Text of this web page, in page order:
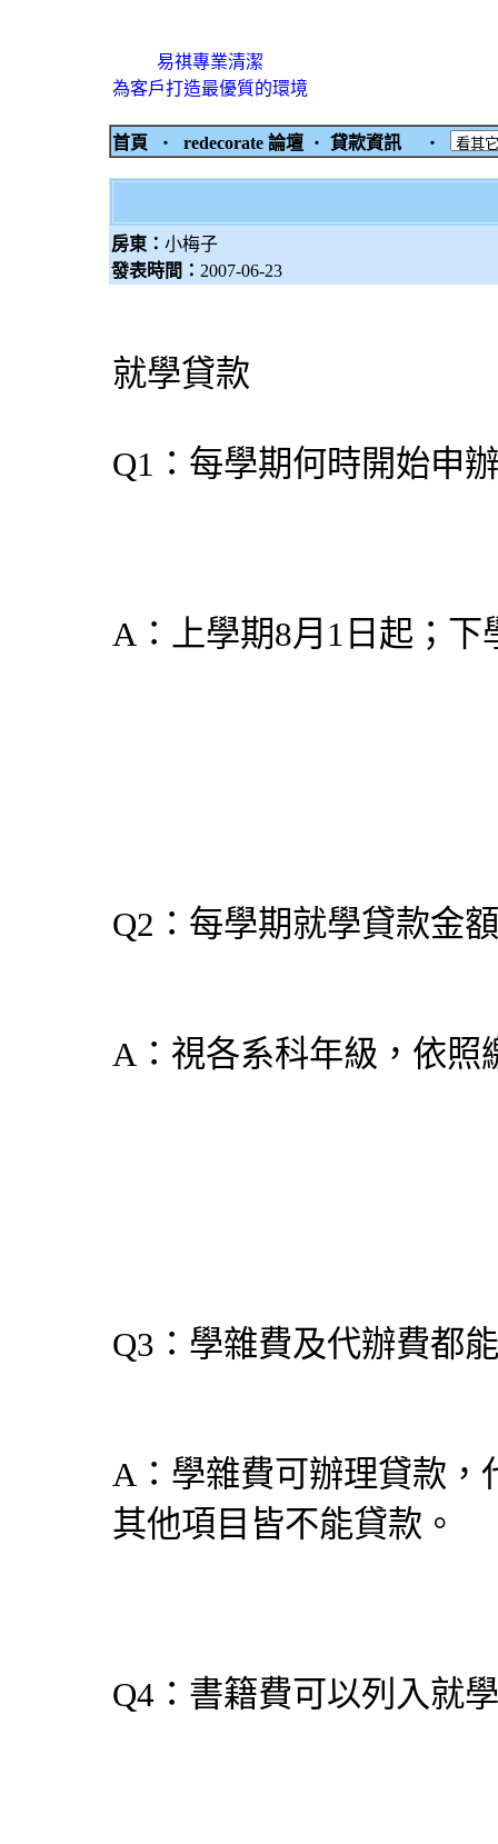
易祺專業清潔
為客戶打造最優質的環境
首頁 ‧ redecorate 論壇 ‧ 貸款資訊 ‧
房東： 小梅子
發表時間： 2007-06-23
就學貸款
Q1：每學期何時開始申
A：上學期8月1日起；下
Q2：每學期就學貸款金
A：視各系科年級，依照
Q3：學雜費及代辦費都
A：學雜費可辦理貸款，
其他項目皆不能貸款。
Q4：書籍費可以列入就